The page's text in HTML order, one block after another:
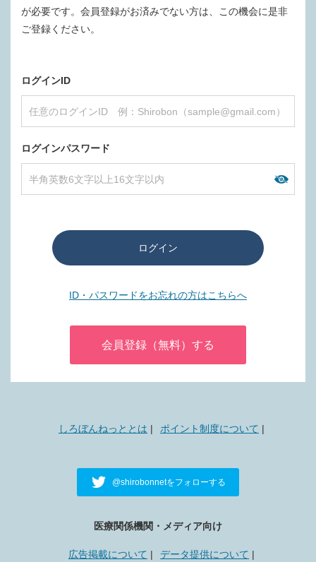
が必要です。会員登録がお済みでない方は、この機会に是非
ご登録ください。
ログインID
ログインパスワード
ログイン
ID・パスワードをお忘れの方はこちらへ
会員登録（無料）する
しろぼんねっととは ポイント制度について
@shirobonnetをフォローする
医療関係機関・メディア向け
広告掲載について データ提供について